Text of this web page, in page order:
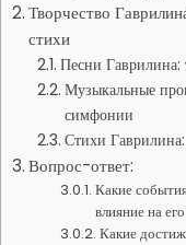
Творчество
стихи
Песни Гаврилина:
Музыкальные
симфонии
Стихи
Вопрос-ответ:
Какие
влияние на
Какие